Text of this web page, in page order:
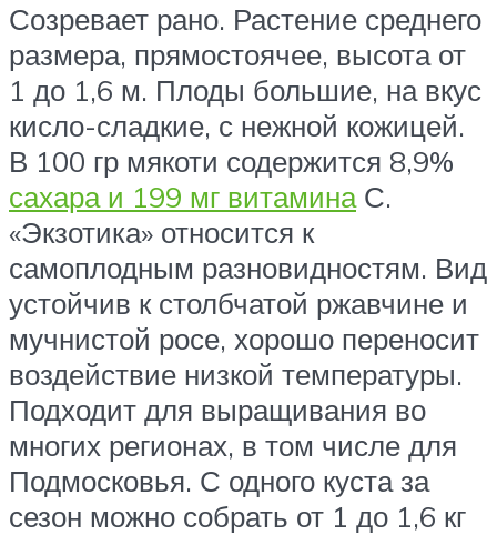
Созревает рано. Растение среднего
размера, прямостоячее, высота от
1 до 1,6 м. Плоды большие, на вкус
кисло-сладкие, с нежной кожицей.
В 100 гр мякоти содержится 8,9%
сахара и 199 мг витаминаС.
«Экзотика» относится к
самоплодным разновидностям. Вид
устойчив к столбчатой ржавчине и
мучнистой росе, хорошо переносит
воздействие низкой температуры.
Подходит для выращивания во
многих регионах, в том числе для
Подмосковья. С одного куста за
сезон можно собрать от 1 до 1,6 кг